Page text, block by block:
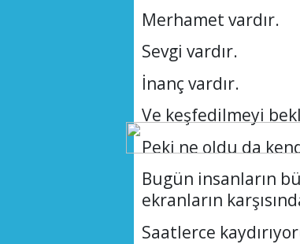
Merhamet vardır.
Sevgi vardır.
İnanç vardır.
Ve keşfedilmeyi
Peki ne oldu da
Bugün insanların
ekranların
Saatlerce